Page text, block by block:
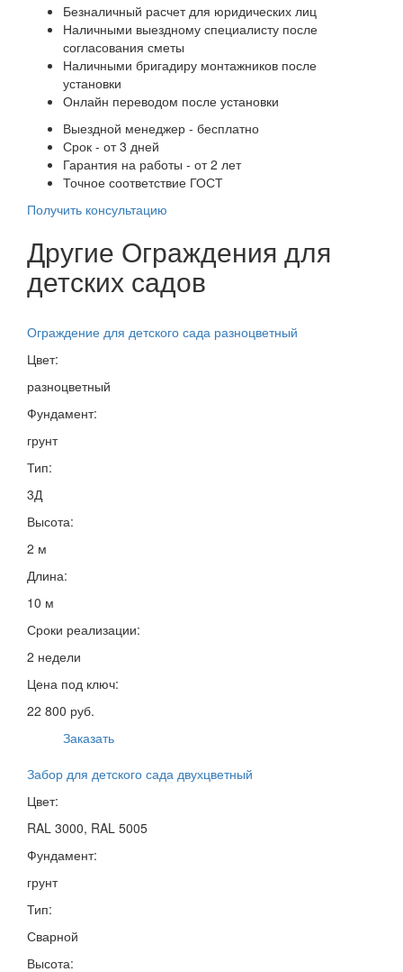
Безналичный расчет для юридических лиц
Наличными выездному специалисту после
согласования сметы
Наличными бригадиру монтажников после
установки
Онлайн переводом после установки
Выездной менеджер - бесплатно
Срок - от 3 дней
Гарантия на работы - от 2 лет
Точное соответствие ГОСТ
Получить консультацию
Другие Ограждения для
детских садов
Ограждение для детского сада разноцветный
Цвет:
разноцветный
Фундамент:
грунт
Тип:
3Д
Высота:
2 м
Длина:
10 м
Сроки реализации:
2 недели
Цена под ключ:
22 800 руб.
Заказать
Забор для детского сада двухцветный
Цвет:
RAL 3000, RAL 5005
Фундамент:
грунт
Тип:
Сварной
Высота: